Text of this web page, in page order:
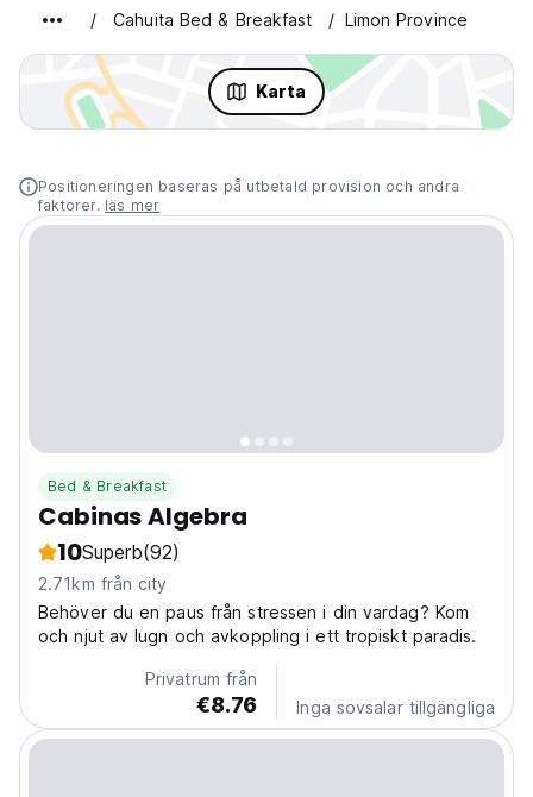
Cahuita Bed & Breakfast Limon Province
Karta
Positioneringen baseras på utbetald provision och andra
faktorer. läs mer
Bed & Breakfast
Cabinas Algebra
10Superb(92)
2.71km från city
Behöver du en paus från stressen i din vardag? Kom
och njut av lugn och avkoppling i ett tropiskt paradis.
Privatrum från
€8.76 Inga sovsalar tillgängliga